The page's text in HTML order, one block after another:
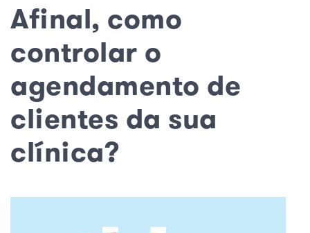
Afinal, como
controlar o
agendamento de
clientes da sua
clínica?